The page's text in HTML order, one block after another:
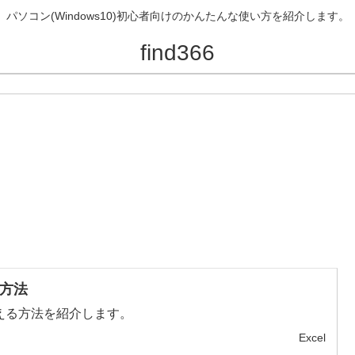
パソコン(Windows10)初心者向けのかんたんな使い方を紹介します。
find366
法
方法を紹介します。
Excel